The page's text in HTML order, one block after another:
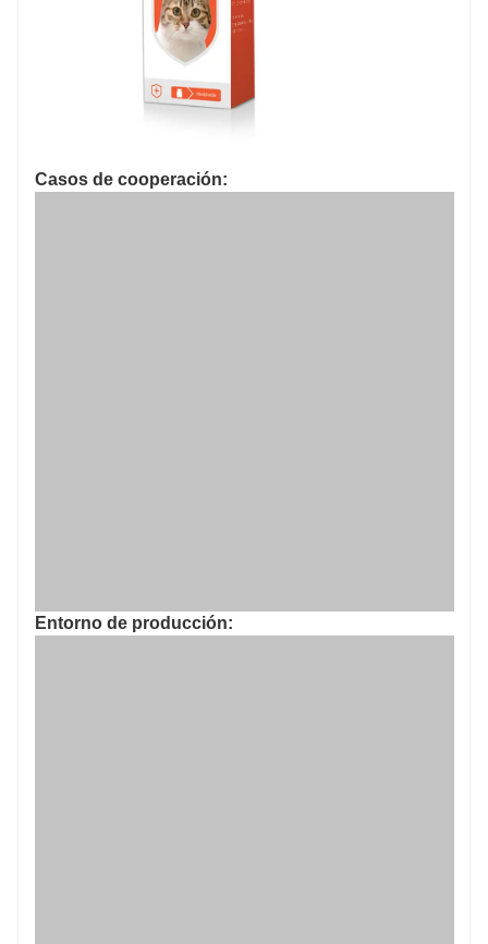
Casos de cooperación:
Entorno de producción: